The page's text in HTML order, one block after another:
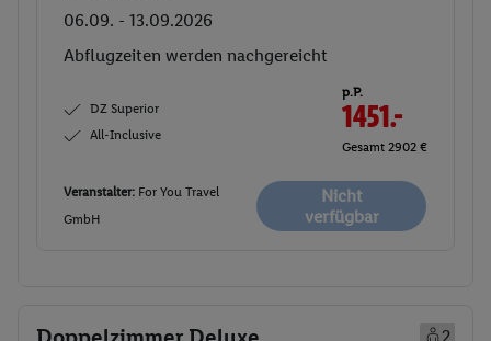
06.09. - 13.09.2026
Abflugzeiten werden nachgereicht
DZ Superior
All-Inclusive
p.P.
1451.-
Gesamt 2902 €
Veranstalter: For You Travel
GmbH
Nicht
verfügbar
2